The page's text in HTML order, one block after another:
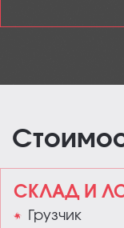
СКЛАД И
Грузчик